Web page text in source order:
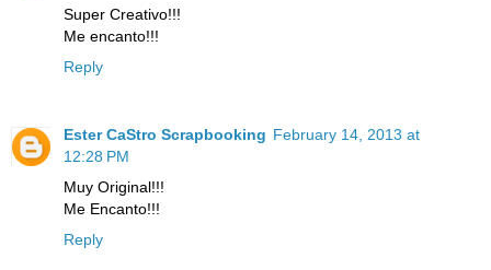
Super Creativo!!!
Me encanto!!!
Reply
Ester CaStro Scrapbooking February 14, 2013 at
12:28 PM
Muy Original!!!
Me Encanto!!!
Reply